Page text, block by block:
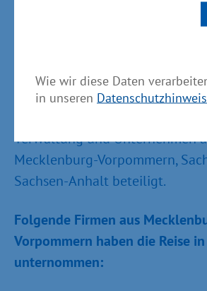
Wie wir diese Daten
in unseren
aufzubauen. Das sichert
qualifizierte Fachkräfte für gute
Leitung von Energieminister
statt. An der rund 100-köpfigen
Verwaltung und Unternehmen
Mecklenburg-Vorpommern,
Sachsen-Anhalt beteiligt.
Folgende Firmen aus
Vorpommern haben die Reise
unternommen: